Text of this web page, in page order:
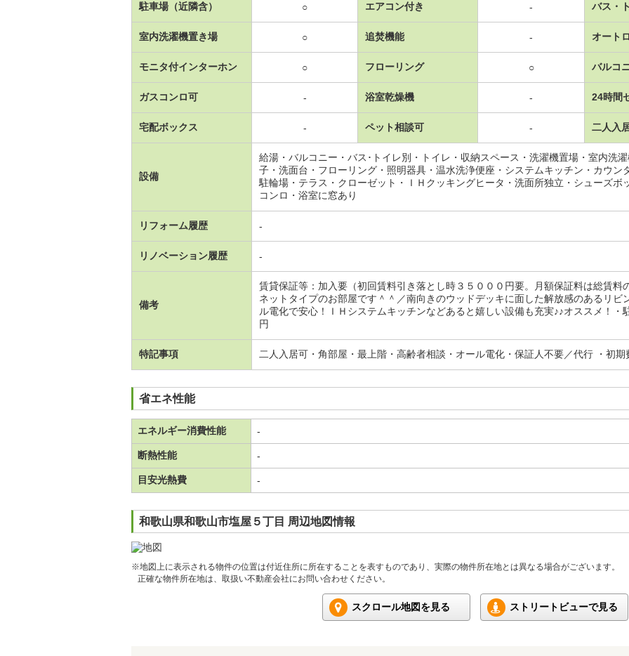
駐車場（近隣含） ○ エアコン付き - バス・
室内洗濯機置き場 ○ 追焚機能 - オート
モニタ付インターホン ○ フローリング ○ バルコ
ガスコンロ可 - 浴室乾燥機 - 24時間
宅配ボックス - ペット相談可 - 二人入
設備
給湯・バルコニー・バス･トイレ別・トイレ・収納スペース・洗濯機置場・室内洗
子・洗面台・フローリング・照明器具・温水洗浄便座・システムキッチン・カウン
駐輪場・テラス・クローゼット・ＩＨクッキングヒータ・洗面所独立・シューズボ
コンロ・浴室に窓あり
リフォーム履歴 -
リノベーション履歴 -
備考
賃貸保証等：加入要（初回賃料引き落とし時３５０００円要。月額保証料は総賃料
ネットタイプのお部屋です＾＾／南向きのウッドデッキに面した解放感のあるリ
ル電化で安心！ＩＨシステムキッチンなどあると嬉しい設備も充実♪♪オススメ！
円
特記事項 二人入居可・角部屋・最上階・高齢者相談・オール電化・保証人不要／代行 ・初
省エネ性能
エネルギー消費性能 -
断熱性能 -
目安光熱費 -
和歌山県和歌山市塩屋５丁目 周辺地図情報
※地図上に表示される物件の位置は付近住所に所在することを表すものであり、実際の物件所在地とは異なる場合がございます。
正確な物件所在地は、取扱い不動産会社にお問い合わせください。
スクロール地図を見る ストリートビューで見る